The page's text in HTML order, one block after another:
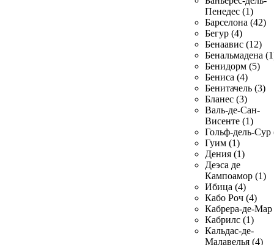
Пенедес (1)
Барселона (42)
Бегур (4)
Бенаавис (12)
Бенальмадена
Бенидорм (5)
Бениса (4)
Бенитачель (3)
Бланес (3)
Валь-де-Сан-
Висенте (1)
Гольф-дель-Сур
Гуим (1)
Дения (1)
Деэса де
Кампоамор (1)
Ибица (4)
Кабо Роч (4)
Кабрера-де-Мар
Кабрилс (1)
Кальдас-де-
Малавелья (4)